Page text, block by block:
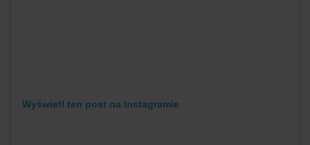
Wyświetl ten post na Instagramie